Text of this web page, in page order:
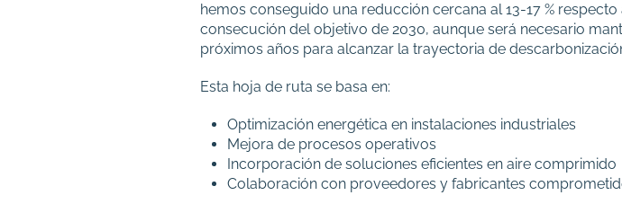
hemos conseguido una reducción cercana al 13-17 %
consecución del objetivo de 2030, aunque será necesario
próximos años para alcanzar la trayectoria de
Esta hoja de ruta se basa en:
Optimización energética en instalaciones industriales
Mejora de procesos operativos
Incorporación de soluciones eficientes en aire comprimido
Colaboración con proveedores y fabricantes